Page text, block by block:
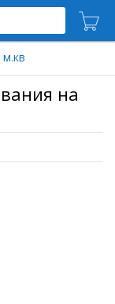
на